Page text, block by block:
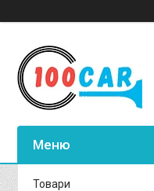
Товари